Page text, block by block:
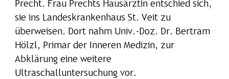
Precht. Frau Prechts Hausärztin entschied sich,
sie ins Landeskrankenhaus St. Veit zu
überweisen. Dort nahm Univ.-Doz. Dr. Bertram
Hölzl, Primar der Inneren Medizin, zur
Abklärung eine weitere
Ultraschalluntersuchung vor.